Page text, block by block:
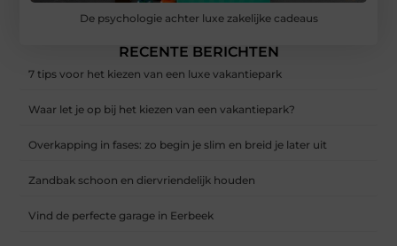
De psychologie achter luxe zakelijke cadeaus
RECENTE BERICHTEN
7 tips voor het kiezen van een luxe vakantiepark
Waar let je op bij het kiezen van een vakantiepark?
Overkapping in fases: zo begin je slim en breid je later uit
Zandbak schoon en diervriendelijk houden
Vind de perfecte garage in Eerbeek